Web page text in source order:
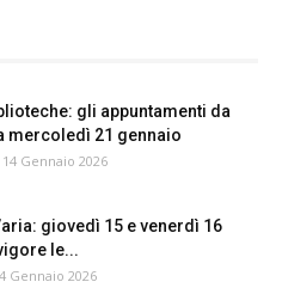
gli appuntamenti da
mercoledì 21 gennaio
14 Gennaio 2026
giovedì 15 e venerdì 16
le...
Gennaio 2026